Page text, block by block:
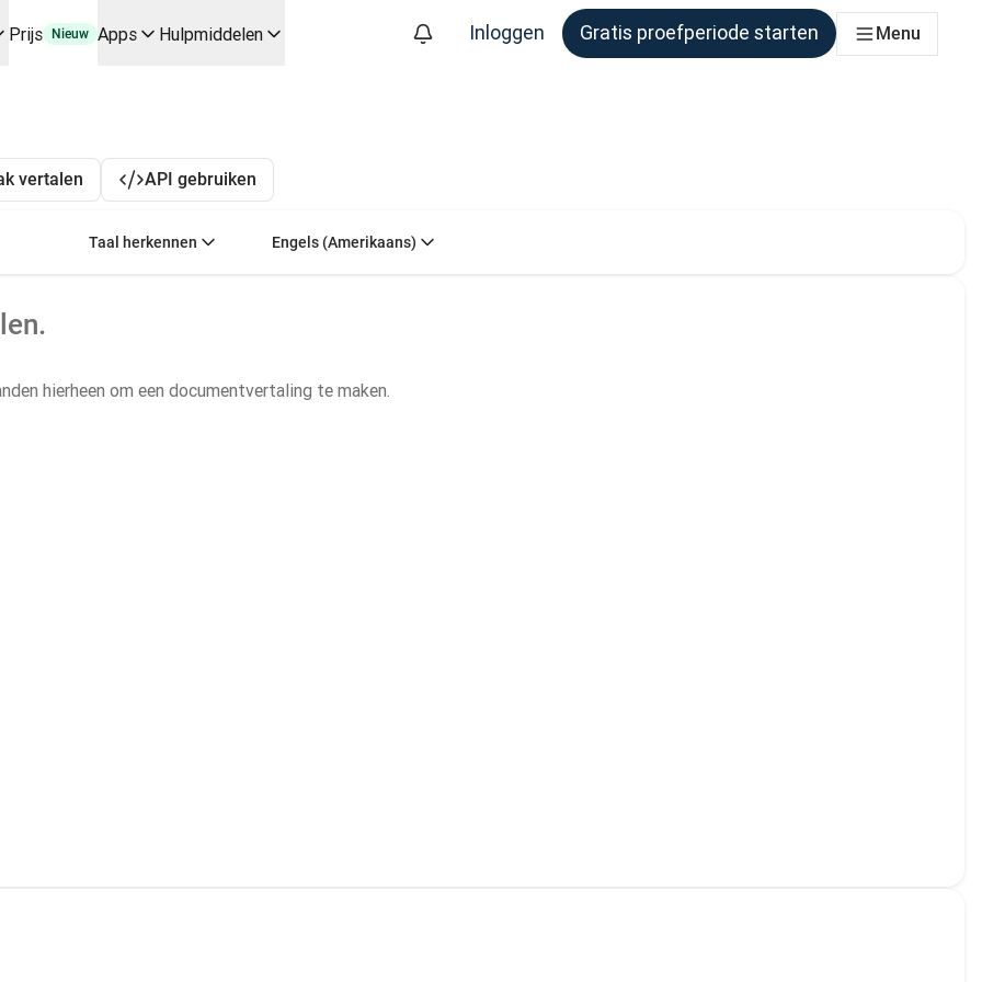
voor belangrijke toepassingen en integraties
van begin tot eind automatiseert, voor elk team dat hier behoefte aan heeft
Prijs Nieuw Apps Hulpmiddelen Inloggen Gratis proefperiode starten Menu
vertalen API gebruiken
Selecteer de brontaal. Momenteel is de volgende brontaal geselecteerd:
Taal herkennen Selecteer de doeltaal. Momenteel is de volgende doeltaal geselecteerd:
Engels (Amerikaans)
hierheen om een documentvertaling te maken.